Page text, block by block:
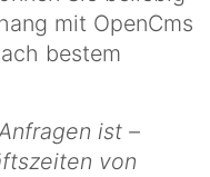
mit OpenCms
bestem
ist –
von